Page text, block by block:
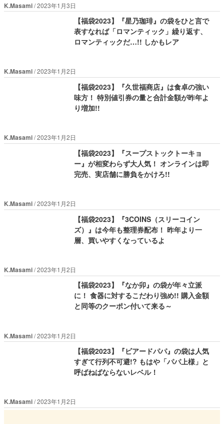
K.Masami 2023年1月3日
【福袋2023】『星乃珈琲』の袋をひと言で
表すなれば「ロマンティック」繰り返す、
ロマンティックだ…!! しかもレア
K.Masami 2023年1月2日
【福袋2023】『久世福商店』は食卓の強い
味方！ 特別値引券の量と合計金額が昨年よ
り増加!!
K.Masami 2023年1月2日
【福袋2023】『スープストックトーキョ
ー』が相変わらず大人気！ オンラインは即
完売、実店舗に勝負をかけろ!!
K.Masami 2023年1月2日
【福袋2023】『3COINS（スリーコイン
ズ）』は今年も整理券配布！ 昨年より一
層、買いやすくなっているよ
K.Masami 2023年1月2日
【福袋2023】『なか卯』の袋が年々立派
に！ 食器に対するこだわり強め!! 購入金額
と同等のクーポン付いて来る～
K.Masami 2023年1月2日
【福袋2023】『ビアードパパ』の袋は人気
すぎて行列不可避!? もはや「パパ上様」と
呼ばねばならないレベル！
K.Masami 2023年1月2日